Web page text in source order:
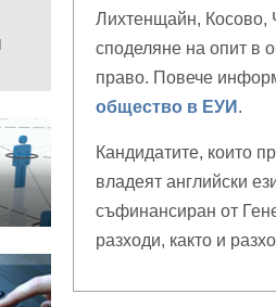
Лихтенщайн, Косово,
споделяне на опит в
право. Повече
общество в ЕУИ .
Кандидатите, които
владеят английски
съфинансиран от
разходи, както и